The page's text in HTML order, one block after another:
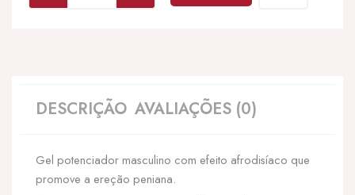
PARA
CC
DESCRIÇÃO AVALIAÇÕES (0)
Gel potenciador masculino com efeito afrodisíaco que
promove a ereção peniana.